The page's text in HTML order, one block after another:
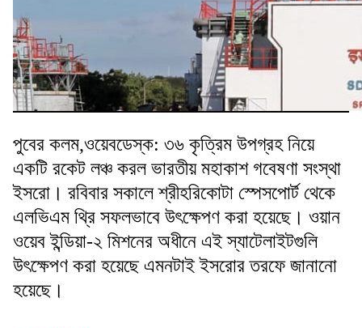
পুবের কলম,ওয়েবডেস্ক: ৩৬ কৃত্রিম উপগ্রহ নিয়ে
একটি রকেট লঞ্চ করল ভারতীয় মহাকাশ গবেষণা সংস্থা
ইসরো। রবিবার সকালে শ্রীহরিকোটা স্পেসপোর্ট থেকে
এলভিএম থ্রি সফলভাবে উৎক্ষেপণ করা হয়েছে। ওয়ান
ওয়েব ইন্ডিয়া-২ মিশনের অধীনে এই স্যাটেলাইটগুলি
উৎক্ষেপণ করা হয়েছে এমনটাই ইসরোর তরফে জানানো
হয়েছে।